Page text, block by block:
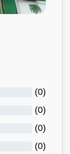
(
0
)
(
0
)
(
0
)
(
0
)